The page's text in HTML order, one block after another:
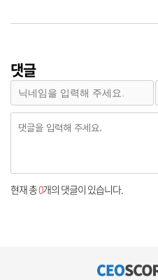
댓글
현재 총0개의 댓글이 있습니다.